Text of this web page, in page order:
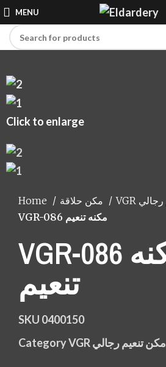
MENU
Click to enlarge
Home
VGR-086 مكنه تنعيم
VGR-086 مكنه
تنعيم
SKU 0400150
Category
VGR مكن تنعيم رجالي